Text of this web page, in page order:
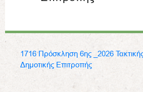
1716 Πρόσκληση 6ης _2026
Δημοτικής Επιτροπής